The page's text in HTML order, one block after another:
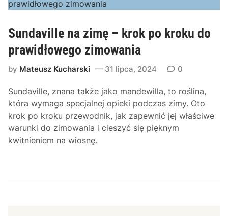
Sundaville na zimę – krok po kroku do
prawidłowego zimowania
by Mateusz Kucharski 31 lipca, 2024 0
Sundaville, znana także jako mandewilla, to roślina,
która wymaga specjalnej opieki podczas zimy. Oto
krok po kroku przewodnik, jak zapewnić jej właściwe
warunki do zimowania i cieszyć się pięknym
kwitnieniem na wiosnę.